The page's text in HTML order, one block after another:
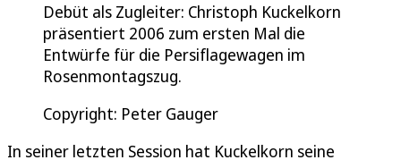
Debüt als Zugleiter: Christoph Kuckelkorn
präsentiert 2006 zum ersten Mal die
Entwürfe für die Persiflagewagen im
Rosenmontagszug.
Copyright: Peter Gauger
In seiner letzten Session hat Kuckelkorn seine